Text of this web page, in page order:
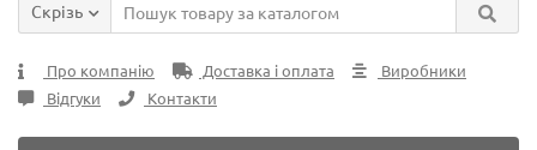
Скрізь
Про компанію Доставка і оплата
Виробники
Відгуки
Контакти